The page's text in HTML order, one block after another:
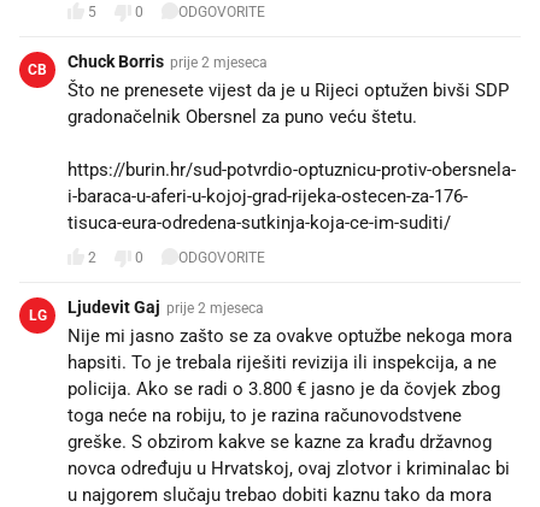
5 0 ODGOVORITE
CB Chuck Borris prije 2 mjeseca
Što ne prenesete vijest da je u Rijeci optužen bivši SDP
gradonačelnik Obersnel za puno veću štetu.
https://burin.hr/sud-potvrdio-optuznicu-protiv-obersnela-
i-baraca-u-aferi-u-kojoj-grad-rijeka-ostecen-za-176-
tisuca-eura-odredena-sutkinja-koja-ce-im-suditi/
2 0 ODGOVORITE
LG Ljudevit Gaj prije 2 mjeseca
Nije mi jasno zašto se za ovakve optužbe nekoga mora
hapsiti. To je trebala riješiti revizija ili inspekcija, a ne
policija. Ako se radi o 3.800 € jasno je da čovjek zbog
toga neće na robiju, to je razina računovodstvene
greške. S obzirom kakve se kazne za krađu državnog
novca određuju u Hrvatskoj, ovaj zlotvor i kriminalac bi
u najgorem slučaju trebao dobiti kaznu tako da mora